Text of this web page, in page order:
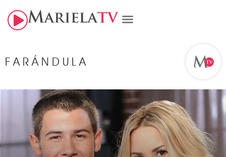
FARÁNDULA